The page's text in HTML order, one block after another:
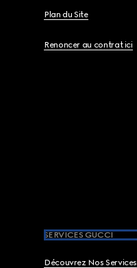
Plan du Site
Renoncer au contrat ici
SERVICES GUCCI
Découvrez Nos Services